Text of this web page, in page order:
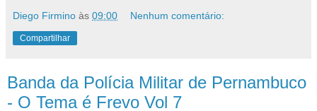
Diego Firmino às 09:00 Nenhum comentário:
Compartilhar
Banda da Polícia Militar de Pernambuco
- O Tema é Frevo Vol 7